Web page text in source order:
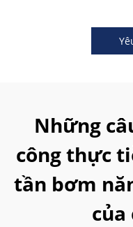
Những
công thực
tần bơm
của